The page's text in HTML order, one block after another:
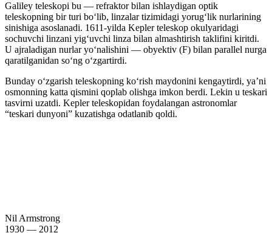
Galiley teleskopi bu — refraktor bilan ishlaydigan optik
teleskopning bir turi boʻlib, linzalar tizimidagi yorugʻlik nurlarining
sinishiga asoslanadi. 1611-yilda Kepler teleskop okulyaridagi
sochuvchi linzani yigʻuvchi linza bilan almashtirish taklifini kiritdi.
U ajraladigan nurlar yoʻnalishini — obyektiv (F) bilan parallel nurga
qaratilganidan soʻng oʻzgartirdi.
Bunday oʻzgarish teleskopning koʻrish maydonini kengaytirdi, yaʼni
osmonning katta qismini qoplab olishga imkon berdi. Lekin u teskari
tasvirni uzatdi. Kepler teleskopidan foydalangan astronomlar
“teskari dunyoni” kuzatishga odatlanib qoldi.
Nil Armstrong
1930 — 2012